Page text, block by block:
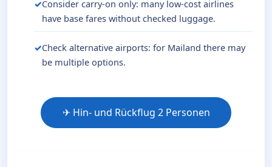
Consider carry-on only: many low-cost airlines
have base fares without checked luggage.
Check alternative airports: for Mailand there may
be multiple options.
✈ Hin- und Rückflug 2 Personen